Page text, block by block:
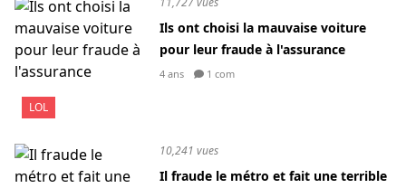
LOL
Ils ont choisi la mauvaise voiture
pour leur fraude à l'assurance
4 ans 1 com
10,241 vues
Il fraude le métro et fait une terrible